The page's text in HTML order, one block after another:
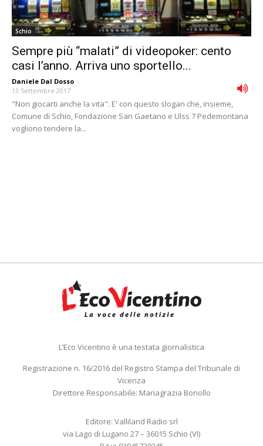
Schio
Sempre più “malati” di videopoker: cento
casi l’anno. Arriva uno sportello...
Daniele Dal Dosso -
13 Settembre 2017
"Non giocarti anche la vita". E' con questo slogan che, insieme,
Comune di Schio, Fondazione San Gaetano e Ulss 7 Pedemontana
vogliono tendere la...
L’Eco Vicentino è una testata giornalistica
Registrazione n. 16/2016 del Registro Stampa del Tribunale di
Vicenza
Direttore Responsabile: Mariagrazia Bonollo
Editore: Valliland Radio srl
via Lago di Lugano 27 – 36015 Schio (VI)